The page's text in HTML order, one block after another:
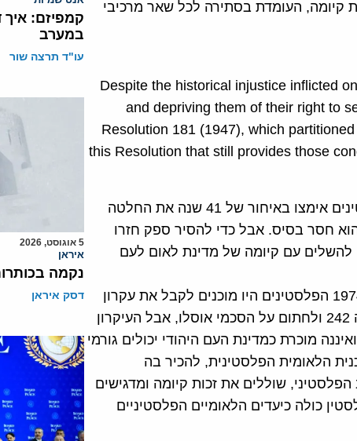
קיומה, העומדת בסתירה לכל שאר מרכיבי
Despite the historical injustice inflicted
and depriving them of their right to
Resolution 181 (1947), which
this Resolution that still provides those
ברור מהנוסח שהניסיון להציג פיסקה זו כעדות לכך שהפלסטינים אימצו באיחור של 41 שנה את החלטה
הוא חסר בסיס. אבל כדי להסיר ספק חזרו
להשלים עם קיומה של מדינת לאום לעם
זהו אותו סירוב שעמד בבסיס דחית ההחלטה ב-1947. מאז 1974 הפלסטינים היו מוכנים לקבל את עקרון
ההסדר על בסיס שתי מדינות, ואף החליטו לקבל את החלטה 242 ולחתום על הסכמי אוסלו, אבל העיקרון
מוכרת כמדינת העם היהודי יכולים גורמי
הלאומית הפלסטינית, להכיר בה
שוללים את זכות קיומה ומדגישים
כולה כיעדים הלאומיים הפלסטיניים
קמפיזם: איך
במערב
עו"ד תרצה שור
5 אוגוסט, 2026
איראן
נקמה
דסק איראן